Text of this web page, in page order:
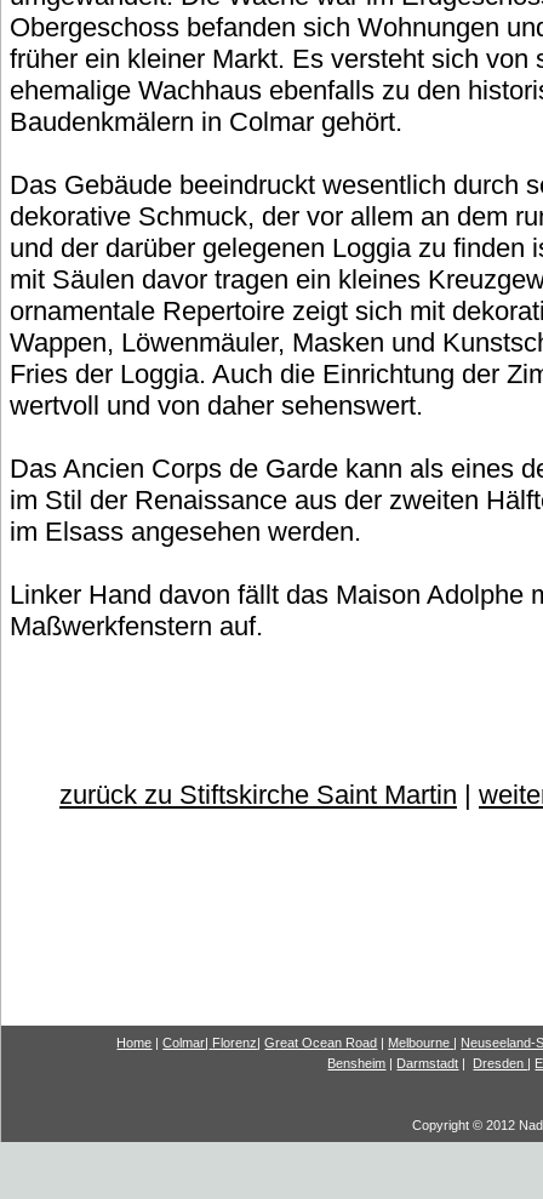
Obergeschoss befanden sich Wohnungen
früher ein kleiner Markt. Es versteht sich von
ehemalige Wachhaus ebenfalls zu den
Baudenkmälern in Colmar gehört.
Das Gebäude beeindruckt wesentlich durch
dekorative Schmuck, der vor allem an dem
und der darüber gelegenen Loggia zu finden
mit Säulen davor tragen ein kleines
ornamentale Repertoire zeigt sich mit
Wappen, Löwenmäuler, Masken und
Fries der Loggia. Auch die Einrichtung der
wertvoll und von daher sehenswert.
Das Ancien Corps de Garde kann als eines
im Stil der Renaissance aus der zweiten
im Elsass angesehen werden.
Linker Hand davon fällt das Maison Adolphe
Maßwerkfenstern auf.
zurück zu Stiftskirche Saint Martin |
Home |Colmar| Florenz|Great Ocean Road | Melbourne | Neuseeland-
Bensheim | Darmstadt | Dresden |
Copyright © 2012